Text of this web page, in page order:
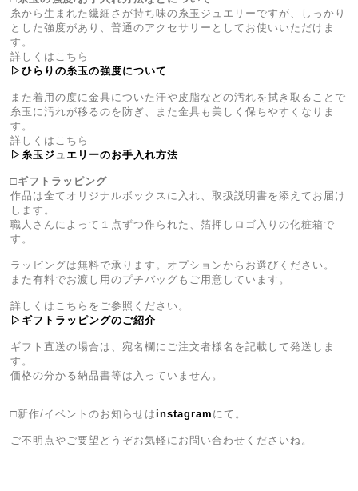
糸から生まれた繊細さが持ち味の糸玉ジュエリーですが、しっかり
とした強度があり、普通のアクセサリーとしてお使いいただけま
す。
詳しくはこちら
▷ひらりの糸玉の強度について
また着用の度に金具についた汗や皮脂などの汚れを拭き取ることで
糸玉に汚れが移るのを防ぎ、また金具も美しく保ちやすくなりま
す。
詳しくはこちら
▷糸玉ジュエリーのお手入れ方法
□ギフトラッピング
作品は全てオリジナルボックスに入れ、取扱説明書を添えてお届け
します。
職人さんによって１点ずつ作られた、箔押しロゴ入りの化粧箱で
す。
ラッピングは無料で承ります。オプションからお選びください。
また有料でお渡し用のプチバッグもご用意しています。
詳しくはこちらをご参照ください。
▷ギフトラッピングのご紹介
ギフト直送の場合は、宛名欄にご注文者様名を記載して発送しま
す。
価格の分かる納品書等は入っていません。
□新作/イベントのお知らせはinstagram にて。
ご不明点やご要望どうぞお気軽にお問い合わせくださいね。